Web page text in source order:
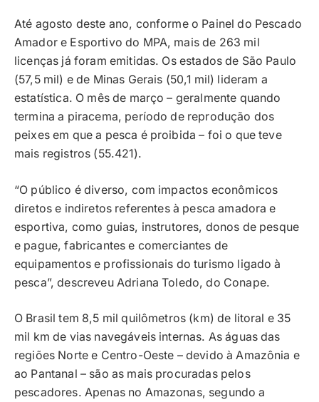
Até agosto deste ano, conforme o Painel do Pescado
Amador e Esportivo do MPA, mais de 263 mil
licenças já foram emitidas. Os estados de São Paulo
(57,5 mil) e de Minas Gerais (50,1 mil) lideram a
estatística. O mês de março – geralmente quando
termina a piracema, período de reprodução dos
peixes em que a pesca é proibida – foi o que teve
mais registros (55.421).
“O público é diverso, com impactos econômicos
diretos e indiretos referentes à pesca amadora e
esportiva, como guias, instrutores, donos de pesque
e pague, fabricantes e comerciantes de
equipamentos e profissionais do turismo ligado à
pesca”, descreveu Adriana Toledo, do Conape.
O Brasil tem 8,5 mil quilômetros (km) de litoral e 35
mil km de vias navegáveis internas. As águas das
regiões Norte e Centro-Oeste – devido à Amazônia e
ao Pantanal – são as mais procuradas pelos
pescadores. Apenas no Amazonas, segundo a